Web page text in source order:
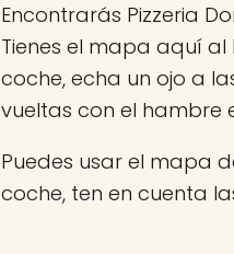
Encontrarás Pizzeria
Tienes el mapa aquí
coche, echa un ojo a
vueltas con el hambre
Puedes usar el mapa
coche, ten en cuenta